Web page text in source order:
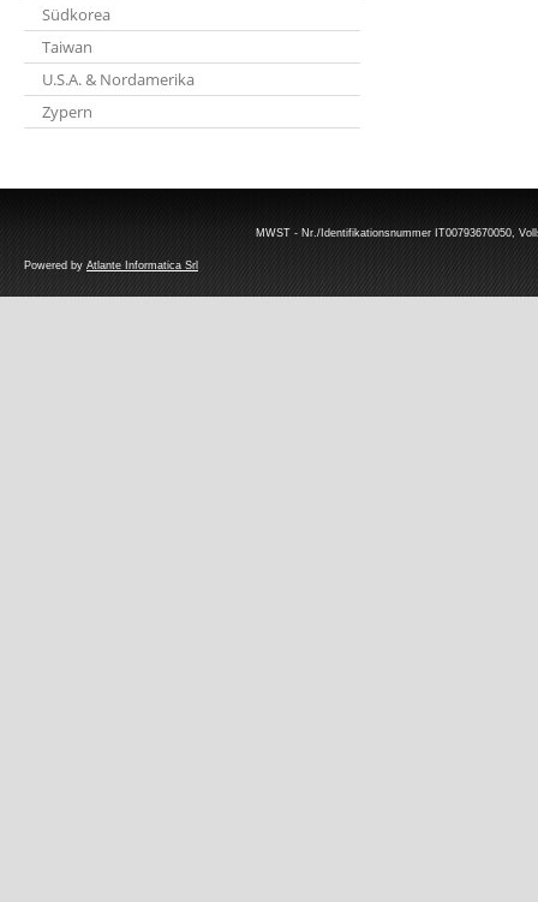
Südkorea
Taiwan
U.S.A. & Nordamerika
Zypern
MWST - Nr./Identifikationsnummer IT00793670050,
Powered by Atlante Informatica Srl